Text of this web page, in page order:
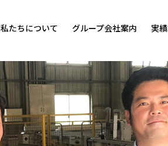
私たちについて グループ会社案内 実